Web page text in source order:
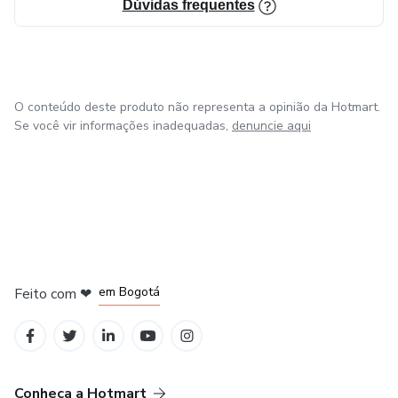
Dúvidas frequentes
O conteúdo deste produto não representa a opinião da Hotmart.
Se você vir informações inadequadas, denuncie aqui
Feito com ❤ em Bogotá
Conheça a Hotmart